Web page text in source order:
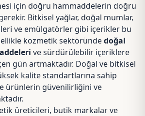
için doğru hammaddelerin doğru
Bitkisel yağlar, doğal mumlar,
ve emülgatörler gibi içerikler bu
kozmetik sektöründedoğal
ve sürdürülebilir içeriklere
gün artmaktadır. Doğal ve bitkisel
kalite standartlarına sahip
ürünlerin güvenilirliğini ve
üreticileri, butik markalar ve